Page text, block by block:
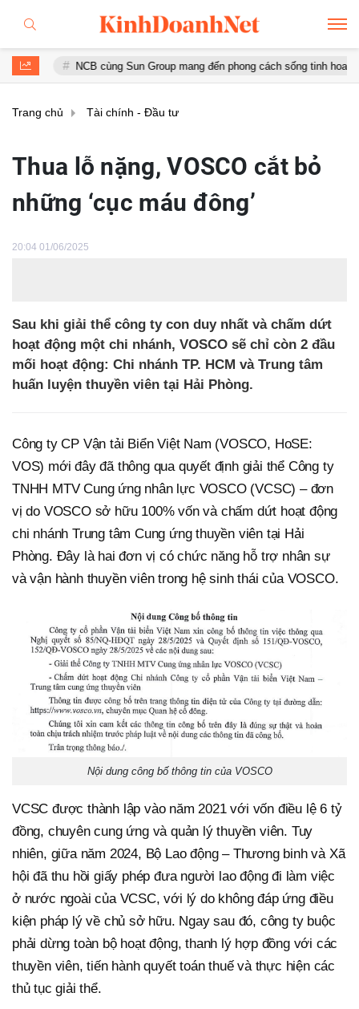
NCB cùng Sun Group mang đến phong cách sống tinh hoa với đặc
Trang chủ Tài chính - Đầu tư
Thua lỗ nặng, VOSCO cắt bỏ
những ‘cục máu đông’
20:04 01/06/2025
Sau khi giải thể công ty con duy nhất và chấm dứt
hoạt động một chi nhánh, VOSCO sẽ chỉ còn 2 đầu
mối hoạt động: Chi nhánh TP. HCM và Trung tâm
huấn luyện thuyền viên tại Hải Phòng.
Công ty CP Vận tải Biển Việt Nam (VOSCO, HoSE:
VOS) mới đây đã thông qua quyết định giải thể Công ty
TNHH MTV Cung ứng nhân lực VOSCO (VCSC) – đơn
vị do VOSCO sở hữu 100% vốn và chấm dứt hoạt động
chi nhánh Trung tâm Cung ứng thuyền viên tại Hải
Phòng. Đây là hai đơn vị có chức năng hỗ trợ nhân sự
và vận hành thuyền viên trong hệ sinh thái của VOSCO.
Nội dung công bố thông tin của VOSCO
VCSC được thành lập vào năm 2021 với vốn điều lệ 6 tỷ
đồng, chuyên cung ứng và quản lý thuyền viên. Tuy
nhiên, giữa năm 2024, Bộ Lao động – Thương binh và Xã
hội đã thu hồi giấy phép đưa người lao động đi làm việc
ở nước ngoài của VCSC, với lý do không đáp ứng điều
kiện pháp lý về chủ sở hữu. Ngay sau đó, công ty buộc
phải dừng toàn bộ hoạt động, thanh lý hợp đồng với các
thuyền viên, tiến hành quyết toán thuế và thực hiện các
thủ tục giải thể.